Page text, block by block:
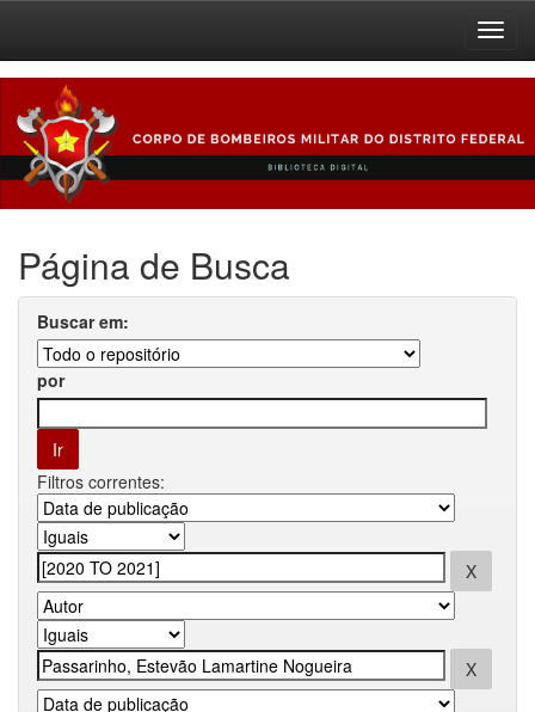
navigation
Página de Busca
Buscar em:
por
Filtros correntes: